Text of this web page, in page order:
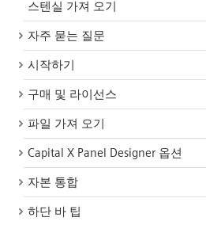
스텐실 가져 오기
자주 묻는 질문
시작하기
구매 및 라이선스
파일 가져 오기
Capital X Panel Designer 옵션
자본 통합
하단 바 팁